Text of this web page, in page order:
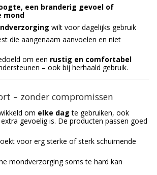
een branderig gevoel of
mond
wilt voor dagelijks gebruik
die aangenaam aanvoelen en niet
om een rustig en comfortabel
– ook bij herhaald gebruik.
– zonder compromissen
om elke dag te gebruiken, ook
gevoelig is. De producten passen goed
voor erg sterke of sterk schuimende
mondverzorging soms te hard kan